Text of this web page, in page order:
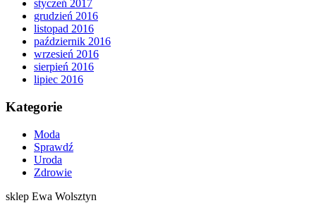
styczeń 2017
grudzień 2016
listopad 2016
październik 2016
wrzesień 2016
sierpień 2016
lipiec 2016
Kategorie
Moda
Sprawdź
Uroda
Zdrowie
sklep Ewa Wolsztyn